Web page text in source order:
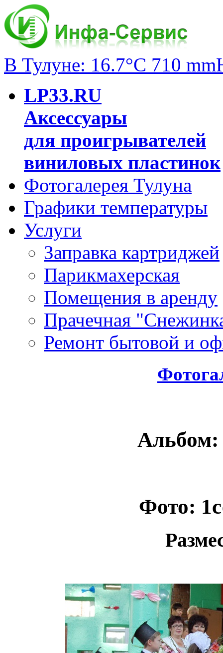
В Тулуне: 16.7°C 710
LP33.RU
Аксессуары
для проигрывателей
виниловых пластинок
Фотогалерея Тулуна
Графики температуры
Услуги
Заправка картриджей
Парикмахерская
Помещения в аренду
Прачечная
Ремонт бытовой и
Фото: